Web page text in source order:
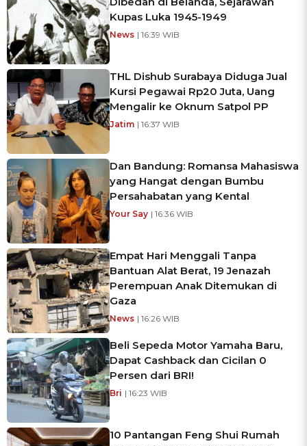
Kupas Luka 1945-1949
News | 16:39 WIB
THL Dishub Surabaya Diduga Jual
Kursi Pegawai Rp20 Juta, Uang
Mengalir ke Oknum Satpol PP
Jatim | 16:37 WIB
Dan Bandung: Romansa Mahasiswa
yang Hangat dengan Bumbu
Persahabatan yang Kental
Your Say | 16:36 WIB
Empat Hari Menggali Tanpa
Bantuan Alat Berat, 19 Jenazah
Perempuan Anak Ditemukan di
Gaza
News | 16:26 WIB
Beli Sepeda Motor Yamaha Baru,
Dapat Cashback dan Cicilan 0
Persen dari BRI!
Bri | 16:23 WIB
10 Pantangan Feng Shui Rumah